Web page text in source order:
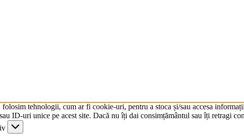
tehnologii, cum ar fi cookie-uri, pentru a stoca și/sau accesa
ID-uri unice pe acest site. Dacă nu îți dai consimțământul sau îți retragi